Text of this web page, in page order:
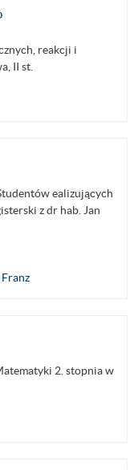
reakcji i
II st.
ealizujących
z dr hab. Jan
Franz
2. stopnia w